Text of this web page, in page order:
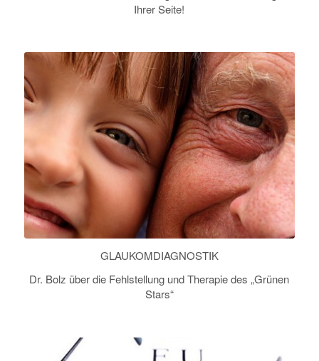
Ihrer Seite!
GLAUKOMDIAGNOSTIK
Dr. Bolz über die Fehlstellung und Therapie des „Grünen
Stars“